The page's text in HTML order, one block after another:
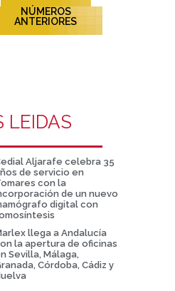
NÚMEROS
ANTERIORES
LEIDAS
Aljarafe celebra 35
de servicio en
con la
de un nuevo
digital con
llega a Andalucía
la apertura de oficinas
Sevilla, Málaga,
Córdoba, Cádiz y